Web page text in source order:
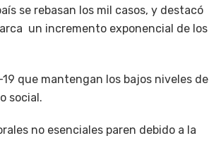
se rebasan los mil casos, y destacó
un incremento exponencial de los
que mantengan los bajos niveles de
social.
no esenciales paren debido a la